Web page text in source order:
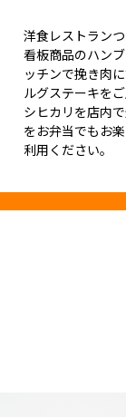
洋食レストラン
看板商品のハン
ッチンで挽き肉
ルグステーキを
シヒカリを店内
をお弁当でもお
利用ください。